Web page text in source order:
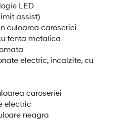
LED
assist)
culoarea caroseriei
tenta metalica
electric, incalzite, cu
caroseriei
electric
neagra